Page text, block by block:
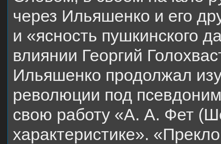
через Ильяшенко и его
и «ясность пушкинского
влиянии Георгий
Ильяшенко продолжал
революции под
свою работу «А. А. Фет
характеристике».